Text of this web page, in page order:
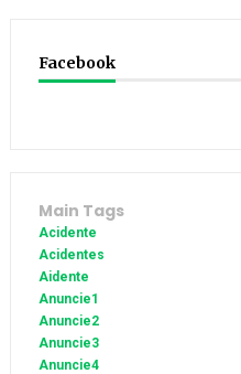
Facebook
Main Tags
Acidente
Acidentes
Aidente
Anuncie1
Anuncie2
Anuncie3
Anuncie4